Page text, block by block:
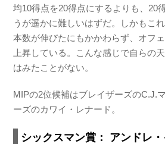
均10得点を20得点にするよりも、20
うが遥かに難しいはずだ。しかもこ
本数が伸びたにもかかわらず、オフ
上昇している。こんな感じで自らの
はみたことがない。
MIPの2位候補はブレイザーズのC.J.
ーズのカワイ・レナード。
シックスマン賞： アンドレ